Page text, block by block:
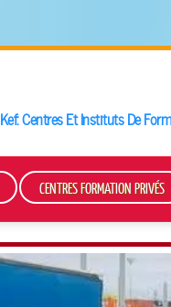
Kef: Centres Et Instituts De
CENTRES FORMATION PRIVÉS